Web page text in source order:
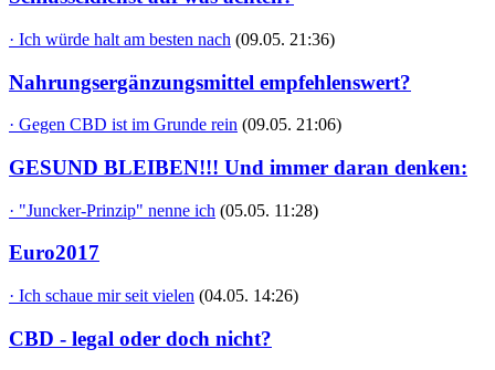
· Ich würde halt am besten nach (09.05. 21:36)
Nahrungsergänzungsmittel empfehlenswert?
· Gegen CBD ist im Grunde rein (09.05. 21:06)
GESUND BLEIBEN!!! Und immer daran denken:
· "Juncker-Prinzip" nenne ich (05.05. 11:28)
Euro2017
· Ich schaue mir seit vielen (04.05. 14:26)
CBD - legal oder doch nicht?